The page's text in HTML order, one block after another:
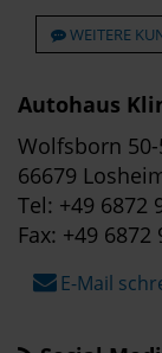
WEITERE
Autohaus
Wolfsborn 50-
66679
Tel: +49 6872
Fax: +49 6872
E-Mail